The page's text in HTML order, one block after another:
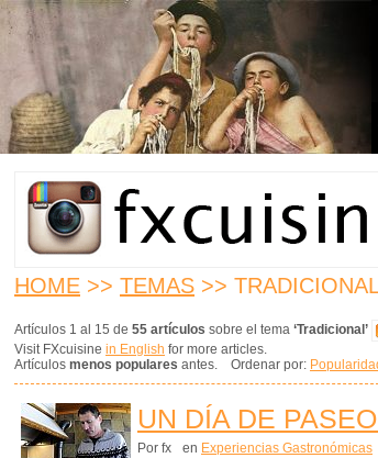
HOME >> TEMAS >>
Artículos 1 al 15 de 55 artículos sobre el tema ‘Tradicional’
Visit FXcuisine in English for more articles.
Artículos menos populares antes. Ordenar por:
UN DÍA DE
Por fx en Experiencias Gastronómicas